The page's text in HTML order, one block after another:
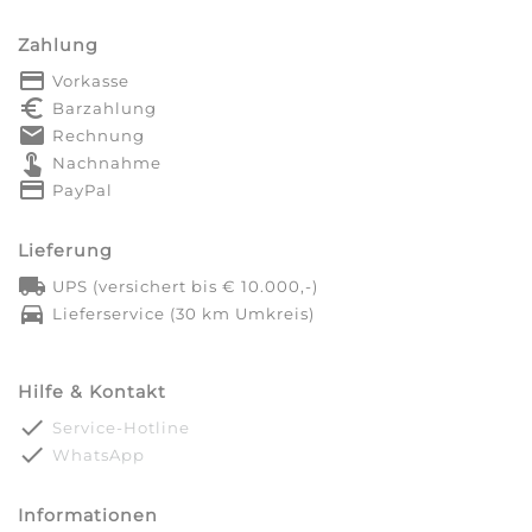
Zahlung
payment Vorkasse
euro_symbol Barzahlung
markunread Rechnung
touch_app Nachnahme
credit_card PayPal
Lieferung
local_shipping UPS (versichert bis € 10.000,-)
directions_car Lieferservice (30 km Umkreis)
Hilfe & Kontakt
done Service-Hotline
done WhatsApp
Informationen